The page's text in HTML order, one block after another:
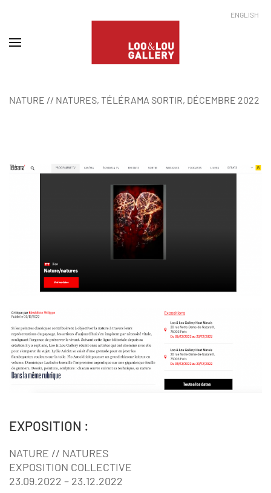
ENGLISH
NATURE // NATURES, TÉLÉRAMA SORTIR, DÉCEMBRE 2022
EXPOSITION :
NATURE // NATURES
EXPOSITION COLLECTIVE
23.09.2022 – 23.12.2022